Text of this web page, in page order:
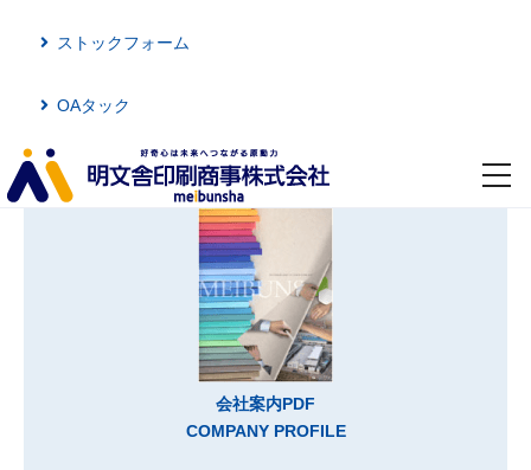
ストックフォーム
OAタック
会社案内PDF
COMPANY PROFILE